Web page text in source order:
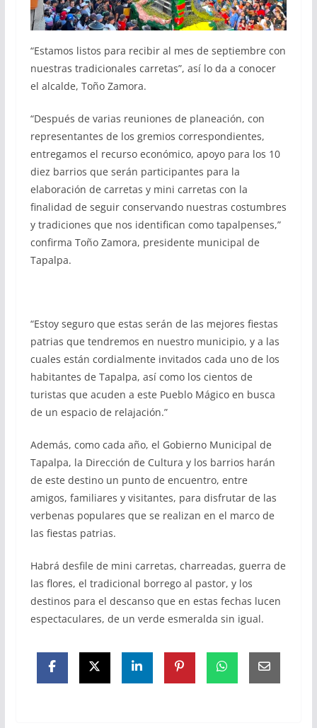
“Estamos listos para recibir al mes de septiembre con
nuestras tradicionales carretas”, así lo da a conocer
el alcalde, Toño Zamora.
“Después de varias reuniones de planeación, con
representantes de los gremios correspondientes,
entregamos el recurso económico, apoyo para los 10
diez barrios que serán participantes para la
elaboración de carretas y mini carretas con la
finalidad de seguir conservando nuestras costumbres
y tradiciones que nos identifican como tapalpenses,”
confirma Toño Zamora, presidente municipal de
Tapalpa.
“Estoy seguro que estas serán de las mejores fiestas
patrias que tendremos en nuestro municipio, y a las
cuales están cordialmente invitados cada uno de los
habitantes de Tapalpa, así como los cientos de
turistas que acuden a este Pueblo Mágico en busca
de un espacio de relajación.”
Además, como cada año, el Gobierno Municipal de
Tapalpa, la Dirección de Cultura y los barrios harán
de este destino un punto de encuentro, entre
amigos, familiares y visitantes, para disfrutar de las
verbenas populares que se realizan en el marco de
las fiestas patrias.
Habrá desfile de mini carretas, charreadas, guerra de
las flores, el tradicional borrego al pastor, y los
destinos para el descanso que en estas fechas lucen
espectaculares, de un verde esmeralda sin igual.